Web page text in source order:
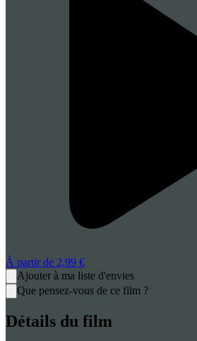
À partir de 2,99 €
Ajouter à ma liste d'envies
Que pensez-vous de ce film ?
Détails du film